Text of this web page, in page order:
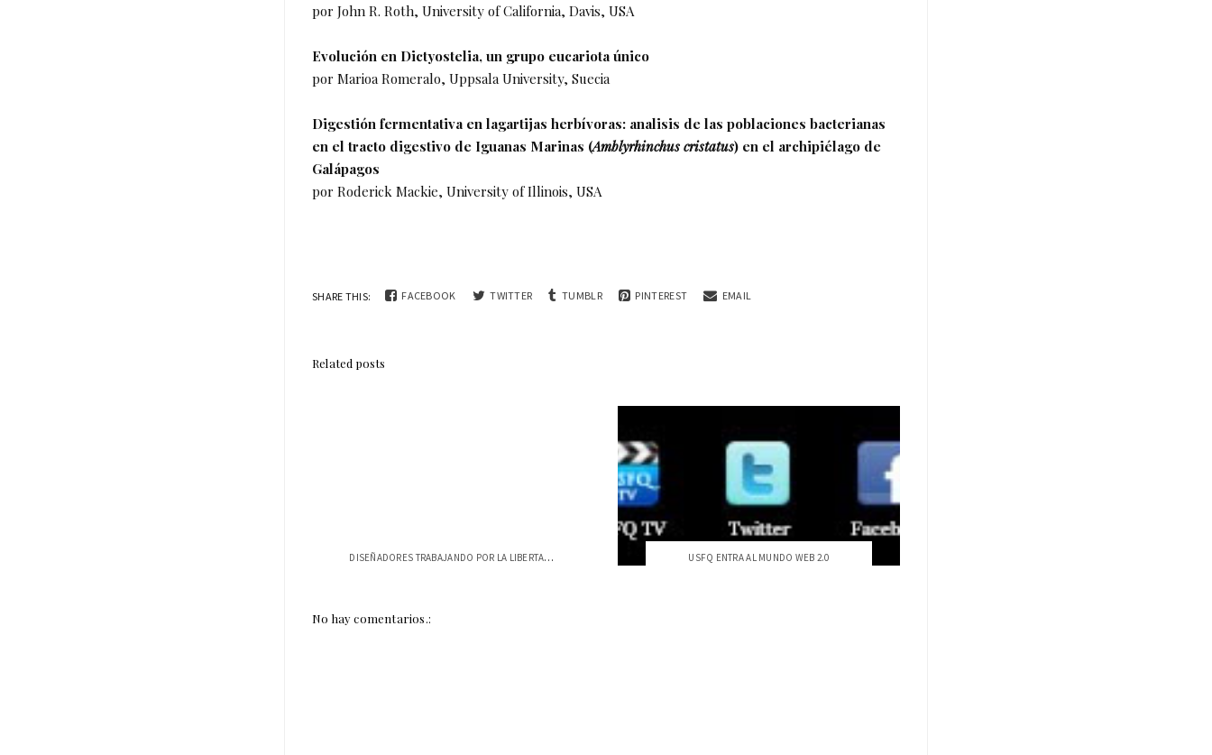
por John R. Roth, University of California, Davis, USA
Evolución en Dictyostelia, un grupo eucariota único
por Marioa Romeralo, Uppsala University, Suecia
Digestión fermentativa en lagartijas herbívoras: analisis de las poblaciones bacterianas
en el tracto digestivo de Iguanas Marinas (Amblyrhinchus cristatus) en el archipiélago de
Galápagos
por Roderick Mackie, University of Illinois, USA
SHARE THIS: FACEBOOK TWITTER TUMBLR PINTEREST EMAIL
Related posts
DISEÑADORES TRABAJANDO POR LA LIBERTAD DE EXPRESIÓN USFQ ENTRA AL MUNDO WEB 2.0
No hay comentarios.: